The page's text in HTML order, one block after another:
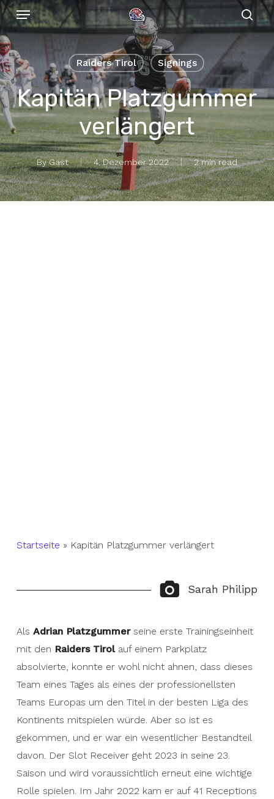
Skip
to
main
content
Menu
Raiders Tirol Signings
Kapitän Platzgummer
verlängert
By Gast 4. Dezember 2022 2 min read
Startseite » Kapitän Platzgummer verlängert
Sarah Philipp
Als Adrian Platzgummerseine erste Trainingseinheit
mit den Raiders Tirol auf einem Parkplatz
absolvierte, konnte er wohl nicht ahnen, dass dieses
Team eines Tages als eines der professionellsten
Teams Europas um den Titel in der besten Liga des
Kontinents mitspielen würde. Aber so ist es
gekommen, und er war ein wesentlicher Bestandteil
davon. Der Slot Receiver geht 2023 in seine 23.
Saison und wird voraussichtlich erneut eine wichtige
Rolle spielen. Im Jahr 2022 kam er auf 41 Receptions